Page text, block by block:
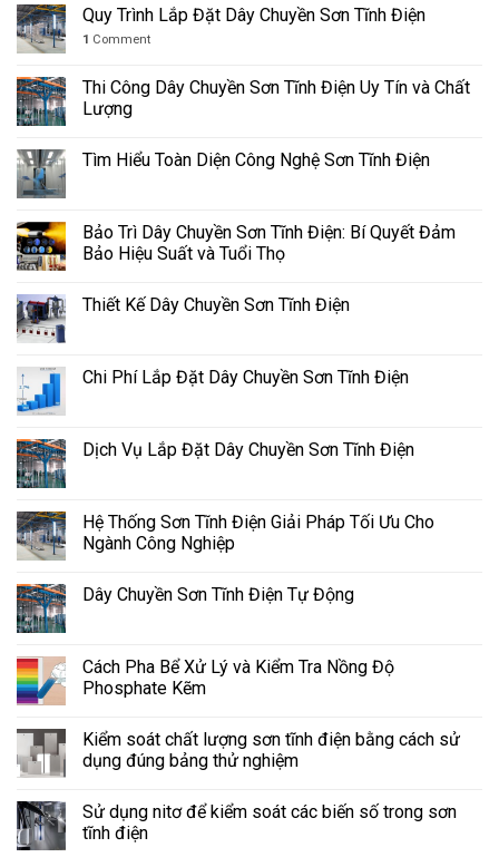
Quy Trình Lắp Đặt Dây Chuyền Sơn Tĩnh Điện
1 Comment
Thi Công Dây Chuyền Sơn Tĩnh Điện Uy Tín và Chất
Lượng
Tìm Hiểu Toàn Diện Công Nghệ Sơn Tĩnh Điện
Bảo Trì Dây Chuyền Sơn Tĩnh Điện: Bí Quyết Đảm
Bảo Hiệu Suất và Tuổi Thọ
Thiết Kế Dây Chuyền Sơn Tĩnh Điện
Chi Phí Lắp Đặt Dây Chuyền Sơn Tĩnh Điện
Dịch Vụ Lắp Đặt Dây Chuyền Sơn Tĩnh Điện
Hệ Thống Sơn Tĩnh Điện Giải Pháp Tối Ưu Cho
Ngành Công Nghiệp
Dây Chuyền Sơn Tĩnh Điện Tự Động
Cách Pha Bể Xử Lý và Kiểm Tra Nồng Độ
Phosphate Kẽm
Kiểm soát chất lượng sơn tĩnh điện bằng cách sử
dụng đúng bảng thử nghiệm
Sử dụng nitơ để kiểm soát các biến số trong sơn
tĩnh điện